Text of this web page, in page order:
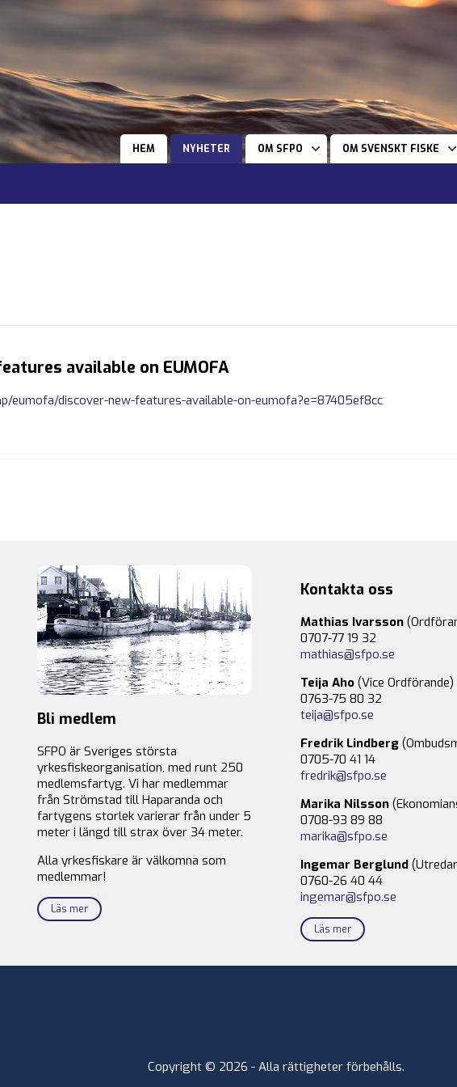
HEM NYHETER OM SFPO OM SVENSKT FISKE
available on EUMOFA
eumofa/discover-new-features-available-on-eumofa?e=87405ef8cc
Bli medlem
SFPO är Sveriges största
yrkesfiskeorganisation, med runt 250
medlemsfartyg. Vi har medlemmar
från Strömstad till Haparanda och
fartygens storlek varierar från under 5
meter i längd till strax över 34 meter.
Alla yrkesfiskare är välkomna som
medlemmar!
Läs mer
Kontakta oss
Mathias Ivarsson
0707-77 19 32
mathias@sfpo.se
Teija Aho (Vice Ordförande)
0763-75 80 32
teija@sfpo.se
Fredrik Lindberg
0705-70 41 14
fredrik@sfpo.se
Marika Nilsson
0708-93 89 88
marika@sfpo.se
Ingemar Berglund
0760-26 40 44
ingemar@sfpo.se
Läs mer
Copyright © 2026 - Alla rättigheter förbehålls.